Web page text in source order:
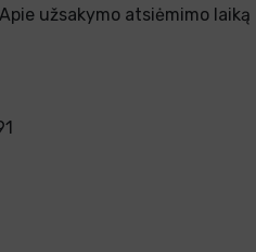
užsakymo atsiėmimo